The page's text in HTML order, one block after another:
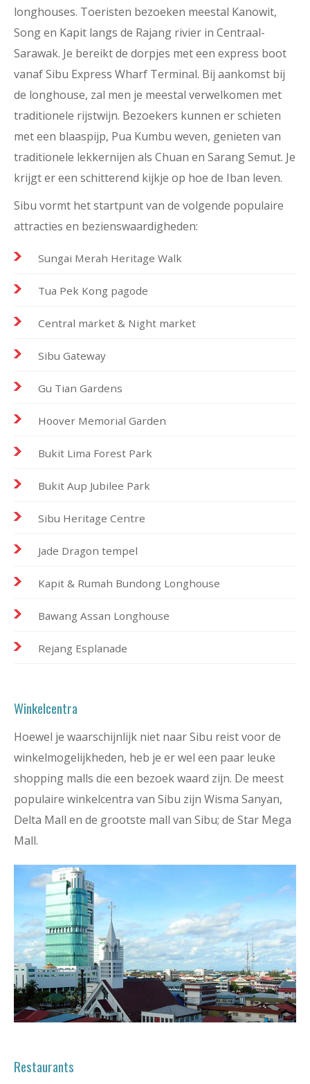
longhouses. Toeristen bezoeken meestal Kanowit,
Song en Kapit langs de Rajang rivier in Centraal-
Sarawak. Je bereikt de dorpjes met een express boot
vanaf Sibu Express Wharf Terminal. Bij aankomst bij
de longhouse, zal men je meestal verwelkomen met
traditionele rijstwijn. Bezoekers kunnen er schieten
met een blaaspijp, Pua Kumbu weven, genieten van
traditionele lekkernijen als Chuan en Sarang Semut. Je
krijgt er een schitterend kijkje op hoe de Iban leven.
Sibu vormt het startpunt van de volgende populaire
attracties en bezienswaardigheden:
Sungai Merah Heritage Walk
Tua Pek Kong pagode
Central market & Night market
Sibu Gateway
Gu Tian Gardens
Hoover Memorial Garden
Bukit Lima Forest Park
Bukit Aup Jubilee Park
Sibu Heritage Centre
Jade Dragon tempel
Kapit & Rumah Bundong Longhouse
Bawang Assan Longhouse
Rejang Esplanade
Winkelcentra
Hoewel je waarschijnlijk niet naar Sibu reist voor de
winkelmogelijkheden, heb je er wel een paar leuke
shopping malls die een bezoek waard zijn. De meest
populaire winkelcentra van Sibu zijn Wisma Sanyan,
Delta Mall en de grootste mall van Sibu; de Star Mega
Mall.
Restaurants